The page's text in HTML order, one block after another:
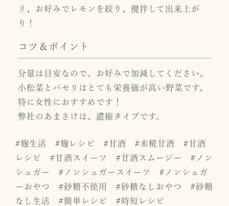
リ、お好みでレモンを絞り、攪拌して出来上が
り！
コツ＆ポイント
分量は目安なので、お好みで加減してください。
小松菜とパセリはとても栄養価が高い野菜です。
特に女性におすすめです！
弊社のあまさけは、濃縮タイプです。
#麹生活 #麹レシピ #甘酒 #米糀甘酒 #甘酒
レシピ #甘酒スイーツ #甘酒スムージー #ノン
シュガー #ノンシュガースイーツ #ノンシュガ
ーおやつ #砂糖不使用 #砂糖なしおやつ #砂糖
なし生活 #簡単レシピ #時短レシピ